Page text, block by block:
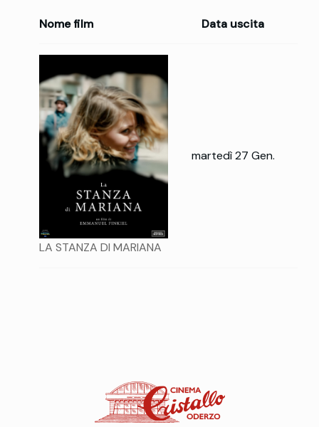
Nome film Data uscita
LA STANZA DI MARIANA
martedì 27 Gen.